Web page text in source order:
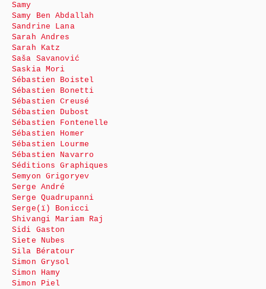
Samy
Samy Ben Abdallah
Sandrine Lana
Sarah Andres
Sarah Katz
Saša Savanović
Saskia Mori
Sébastien Boistel
Sébastien Bonetti
Sébastien Creusé
Sébastien Dubost
Sébastien Fontenelle
Sébastien Homer
Sébastien Lourme
Sébastien Navarro
Séditions Graphiques
Semyon Grigoryev
Serge André
Serge Quadrupanni
Serge(ï) Bonicci
Shivangi Mariam Raj
Sidi Gaston
Siete Nubes
Sila Bératour
Simon Grysol
Simon Hamy
Simon Piel